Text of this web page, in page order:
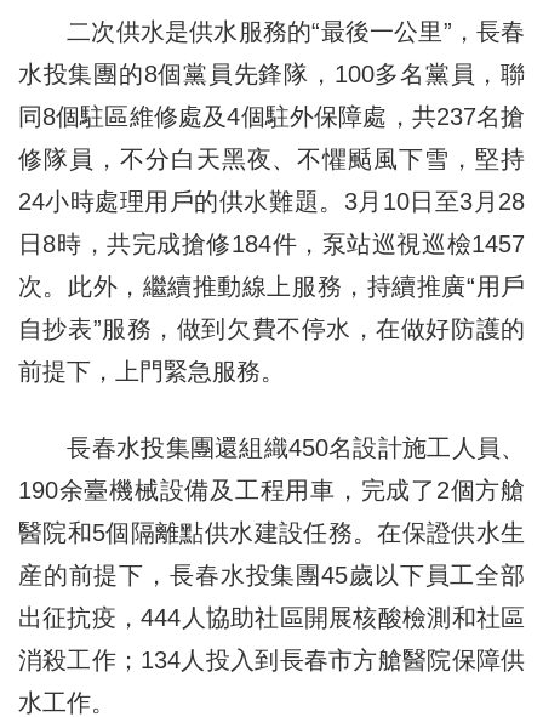
二次供水是供水服務的“最後一公里”，長春
水投集團的8個黨員先鋒隊，100多名黨員，聯
同8個駐區維修處及4個駐外保障處，共237名搶
修隊員，不分白天黑夜、不懼颳風下雪，堅持
24小時處理用戶的供水難題。3月10日至3月28
日8時，共完成搶修184件，泵站巡視巡檢1457
次。此外，繼續推動線上服務，持續推廣“用戶
自抄表”服務，做到欠費不停水，在做好防護的
前提下，上門緊急服務。
長春水投集團還組織450名設計施工人員、
190余臺機械設備及工程用車，完成了2個方艙
醫院和5個隔離點供水建設任務。在保證供水生
産的前提下，長春水投集團45歲以下員工全部
出征抗疫，444人協助社區開展核酸檢測和社區
消殺工作；134人投入到長春市方艙醫院保障供
水工作。